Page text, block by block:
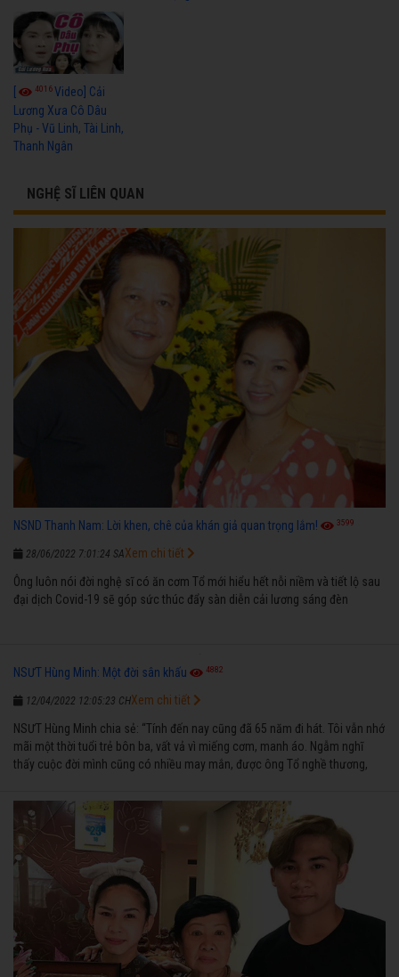
4016Video] Cải
Lương Xưa Cô Dâu
Phụ - Vũ Linh, Tài Linh,
Thanh Ngân
NGHỆ SĨ LIÊN QUAN
NSND Thanh Nam: Lời khen, chê của khán giả quan trọng lắm! 3599
28/06/2022 7:01:24 SA
Ông luôn nói đời nghệ sĩ có ăn cơm Tổ mới hiểu hết nỗi niềm và tiết lộ sau
đại dịch Covid-19 sẽ góp sức thúc đẩy sàn diễn cải lương sáng đèn
Xem chi tiết
NSƯT Hùng Minh: Một đời sân khấu 4882
12/04/2022 12:05:23 CH
NSƯT Hùng Minh chia sẻ: “Tính đến nay cũng đã 65 năm đi hát. Tôi vẫn nhớ
mãi một thời tuổi trẻ bôn ba, vất vả vì miếng cơm, manh áo. Ngẫm nghĩ
thấy cuộc đời mình cũng có nhiều may mắn, được ông Tổ nghề thương,
ngược nhận được những cơ may để từng bước thành danh với nghiệp ca
diễn”.
Xem chi tiết